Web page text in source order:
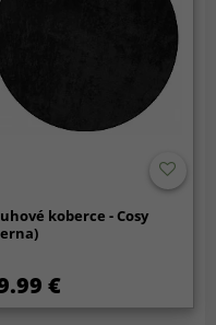
koberce - Cosy
€